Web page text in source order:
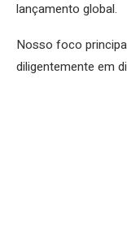
lançamento global.
Nosso foco
diligentemente em